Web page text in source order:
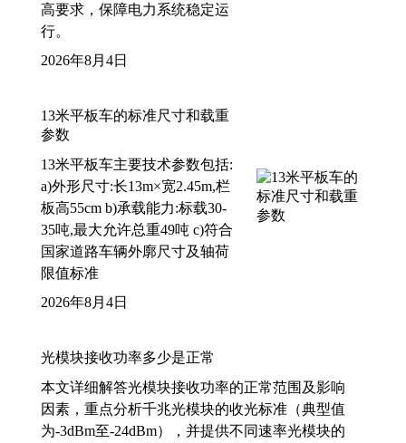
高要求，保障电力系统稳定运
行。
2026年8月4日
13米平板车的标准尺寸和载重
参数
13米平板车主要技术参数包括:
a)外形尺寸:长13m×宽2.45m,栏
板高55cm b)承载能力:标载30-
35吨,最大允许总重49吨 c)符合
国家道路车辆外廓尺寸及轴荷
限值标准
2026年8月4日
光模块接收功率多少是正常
本文详细解答光模块接收功率的正常范围及影响
因素，重点分析千兆光模块的收光标准（典型值
为-3dBm至-24dBm），并提供不同速率光模块的